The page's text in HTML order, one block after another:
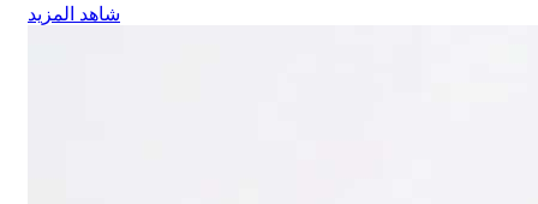
شاهد المزيد